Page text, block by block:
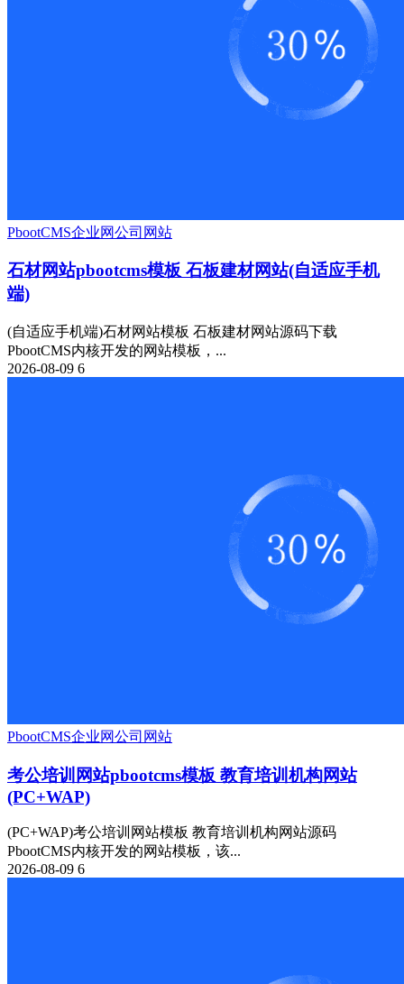
PbootCMS企业网公司网站
石材网站pbootcms模板 石板建材网站(自适应手机
端)
(自适应手机端)石材网站模板 石板建材网站源码下载
PbootCMS内核开发的网站模板，...
2026-08-09 6
PbootCMS企业网公司网站
考公培训网站pbootcms模板 教育培训机构网站
(PC+WAP)
(PC+WAP)考公培训网站模板 教育培训机构网站源码
PbootCMS内核开发的网站模板，该...
2026-08-09 6